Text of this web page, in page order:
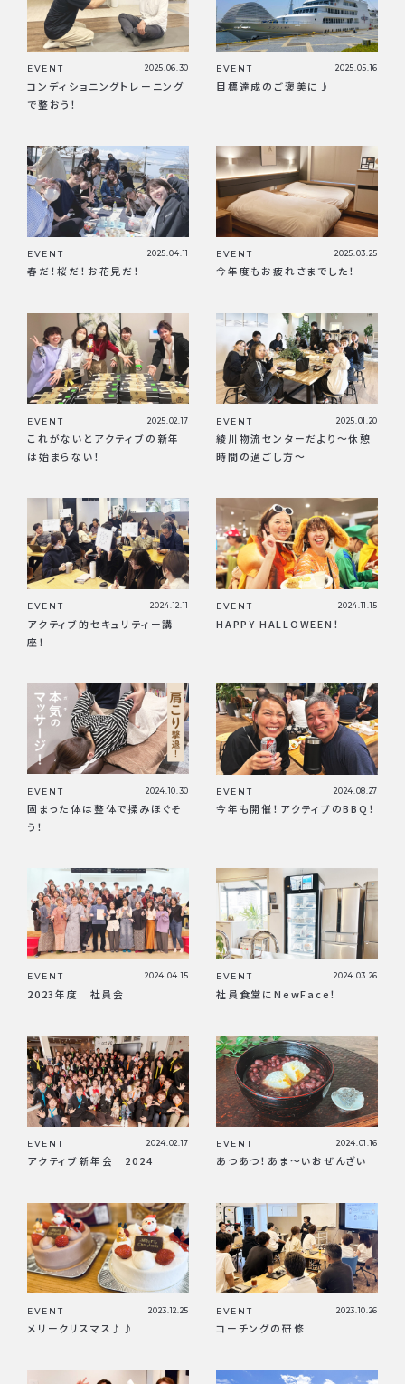
EVENT 2025.06.30
コンディショニングトレーニング
で整おう！
EVENT 2025.05.16
目標達成のご褒美に♪
EVENT 2025.04.11
春だ！桜だ！お花見だ！
EVENT 2025.03.25
今年度もお疲れさまでした！
EVENT 2025.02.17
これがないとアクティブの新年
は始まらない！
EVENT 2025.01.20
綾川物流センターだより〜休憩
時間の過ごし方〜
EVENT 2024.12.11
アクティブ的セキュリティー講
座！
EVENT 2024.11.15
HAPPY HALLOWEEN！
EVENT 2024.10.30
固まった体は整体で揉みほぐそ
う！
EVENT 2024.08.27
今年も開催！アクティブのBBQ！
EVENT 2024.04.15
2023年度 社員会
EVENT 2024.03.26
社員食堂にNewFace！
EVENT 2024.02.17
アクティブ新年会 2024
EVENT 2024.01.16
あつあつ！あま〜いおぜんざい
EVENT 2023.12.25
メリークリスマス♪♪
EVENT 2023.10.26
コーチングの研修